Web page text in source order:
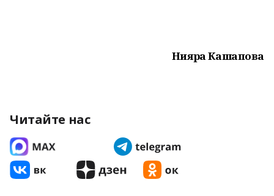
Нияра Кашапова
Читайте нас